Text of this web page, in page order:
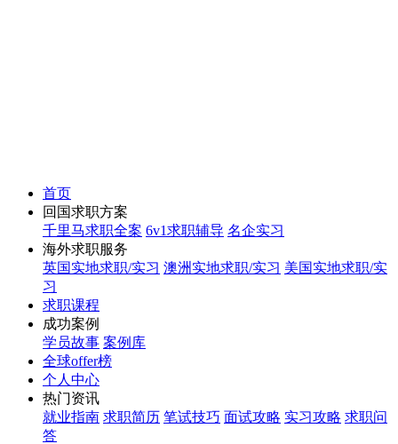
首页
回国求职方案
千里马求职全案 6v1求职辅导 名企实习
海外求职服务
英国实地求职/实习 澳洲实地求职/实习 美国实地求职/实
习
求职课程
成功案例
学员故事 案例库
全球offer榜
个人中心
热门资讯
就业指南 求职简历 笔试技巧 面试攻略 实习攻略 求职问
答